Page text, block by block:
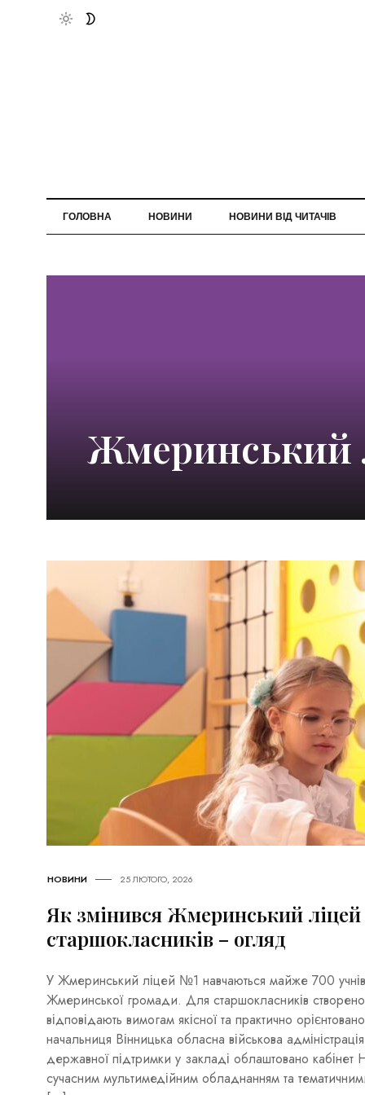
ГОЛОВНА НОВИНИ НОВИНИ ВІД ЧИТАЧІВ
Жмеринський
НОВИНИ 25 ЛЮТОГО, 2026
Як змінився Жмеринський
старшокласників – огляд
У Жмеринський ліцей №1 навчаються майже 700 учнів
Жмеринської громади. Для старшокласників
відповідають вимогам якісної та практично
начальниця Вінницька обласна військова
державної підтримки у закладі облаштовано кабінет
сучасним мультимедійним обладнанням та